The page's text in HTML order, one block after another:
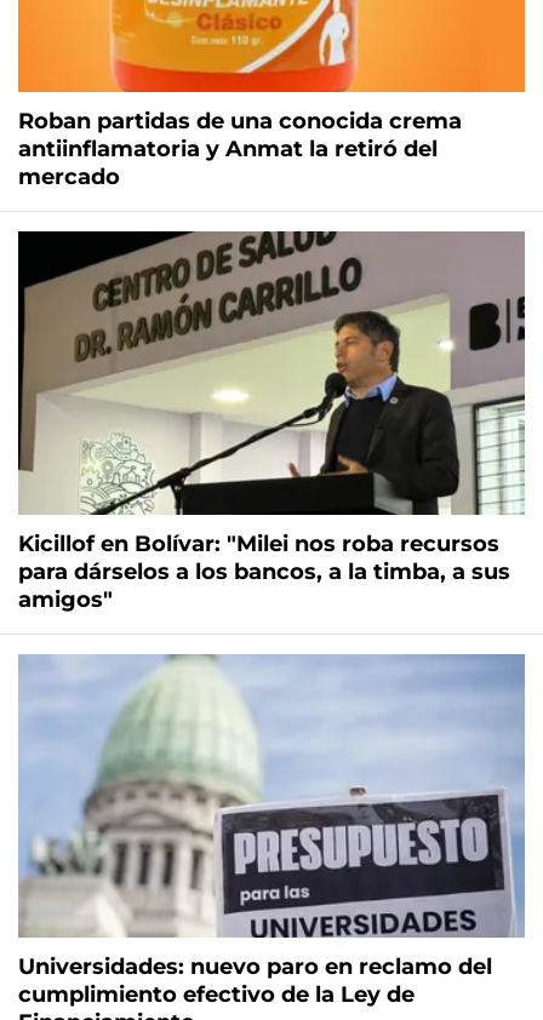
Roban partidas de una conocida crema
antiinflamatoria y Anmat la retiró del
mercado
Kicillof en Bolívar: "Milei nos roba recursos
para dárselos a los bancos, a la timba, a sus
amigos"
Universidades: nuevo paro en reclamo del
cumplimiento efectivo de la Ley de